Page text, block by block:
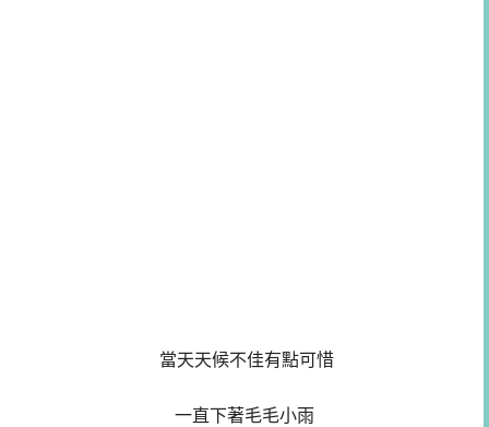
當天天候不佳有點可惜
一直下著毛毛小雨